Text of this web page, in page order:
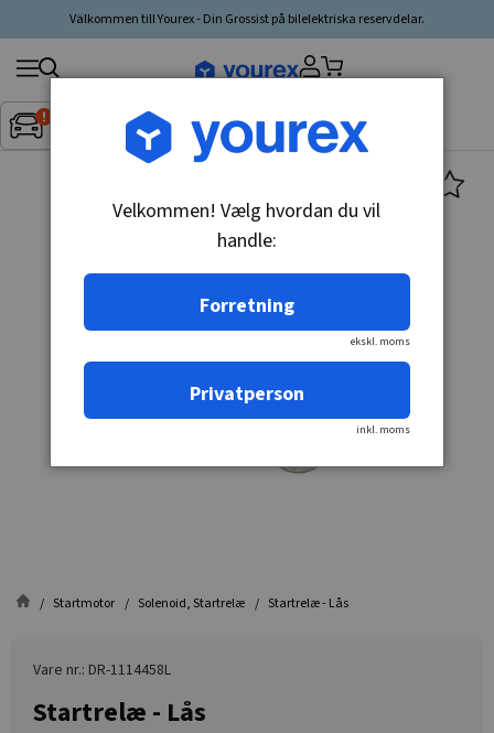
Välkommen till Yourex - Din Grossist på bilelektriska reservdelar.
Inget fordon valt▼
Søg
produkt,
producent,
Startmotor Solenoid, Startrelæ Startrelæ - Lås
Vare nr.: DR-1114458L
Startrelæ - Lås
Velkommen! Vælg hvordan du vil
handle:
Forretning
ekskl. moms
Privatperson
inkl. moms